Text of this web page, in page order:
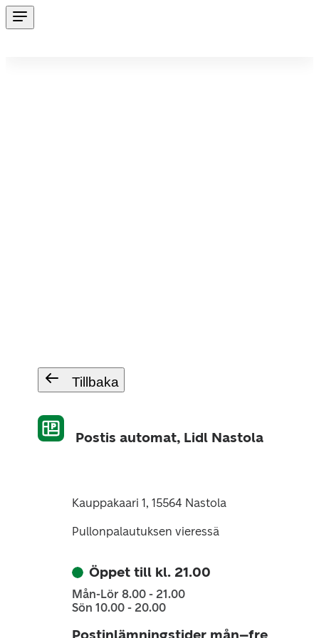
Tillbaka
Postis automat, Lidl Nastola
Kauppakaari 1, 15564 Nastola
Pullonpalautuksen vieressä
Öppet till kl. 21.00
Mån-Lör 8.00 - 21.00
Sön 10.00 - 20.00